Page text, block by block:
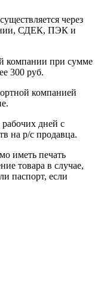
через
СДЕК, ПЭК и
компании при сумме
300 руб.
компанией
дней с
на р/с продавца.
иметь печать
товара в случае,
паспорт, если